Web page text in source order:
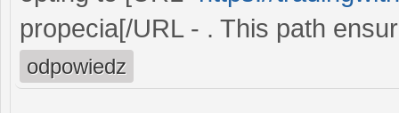
propecia[/URL - . This path
odpowiedz